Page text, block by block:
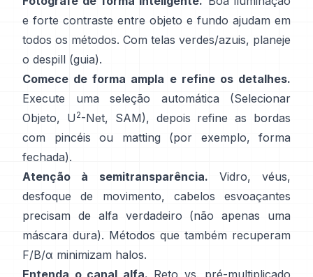
e forte contraste entre objeto e fundo ajudam em
todos os métodos. Com telas verdes/azuis, planeje
o despill (guia).
Comece de forma ampla e refine os detalhes.
Execute uma seleção automática (Selecionar
Objeto, U 2-Net, SAM), depois refine as bordas
com pincéis ou matting (por exemplo,
forma
fechada).
Atenção à semitransparência. Vidro, véus,
desfoque de movimento, cabelos esvoaçantes
precisam de alfa verdadeiro (não apenas uma
máscara dura). Métodos que também recuperam
F/B/α minimizam halos.
Entenda o canal alfa. Reto vs. pré-multiplicado